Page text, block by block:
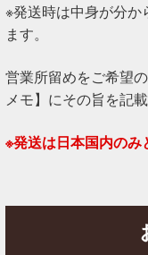
※発送時は中身が分か
ます。
営業所留めをご希望
メモ】にその旨を記載
※発送は日本国内のみ